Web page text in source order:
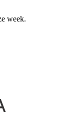
week.